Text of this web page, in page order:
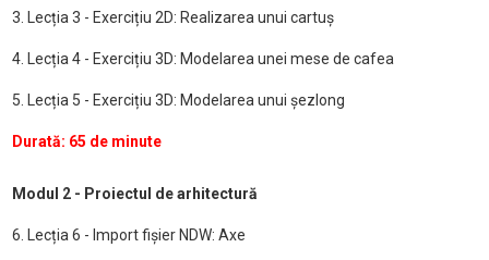
3. Lecția 3 - Exercițiu 2D: Realizarea unui cartuș
4. Lecția 4 - Exercițiu 3D: Modelarea unei mese de cafea
5. Lecția 5 - Exercițiu 3D: Modelarea unui șezlong
Durată: 65 de minute
Modul 2 - Proiectul de arhitectură
6. Lecția 6 - Import fișier NDW: Axe